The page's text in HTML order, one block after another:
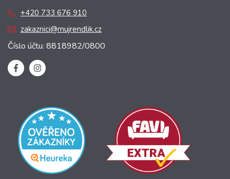
+420 733 676 910
zakaznici@mujrendlik.cz
Číslo účtu: 8818982/0800